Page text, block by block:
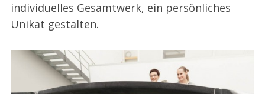
individuelles Gesamtwerk, ein persönliches
Unikat gestalten.